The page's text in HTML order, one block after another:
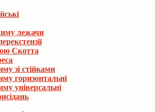
лежачи
Скотта
зі стійками
горизонтальні
універсальні